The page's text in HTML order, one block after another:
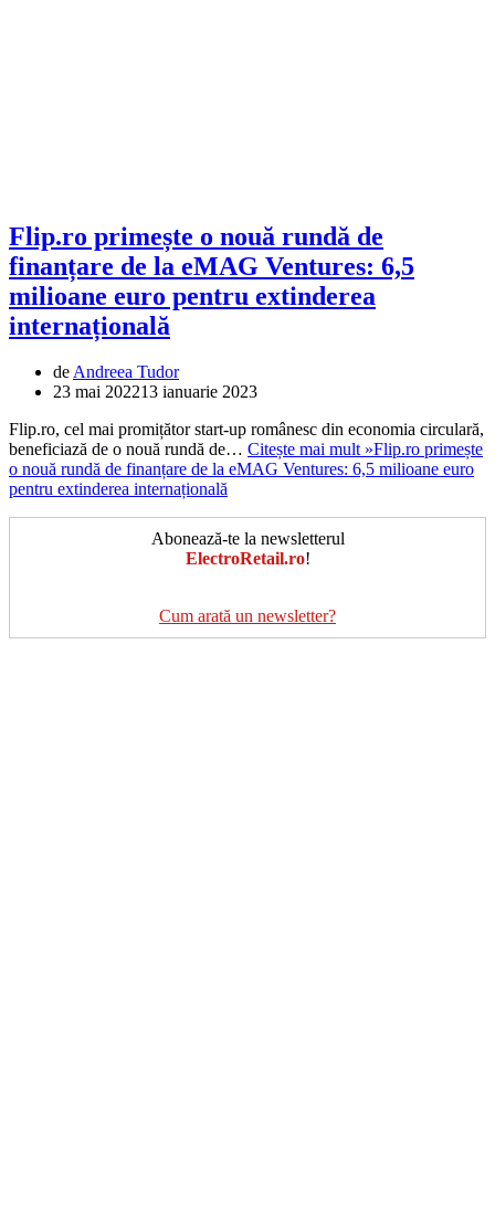
Flip.ro primește o nouă rundă de
finanțare de la eMAG Ventures: 6,5
milioane euro pentru extinderea
internațională
deAndreea Tudor
23 mai 202213 ianuarie 2023
Flip.ro, cel mai promițător start-up românesc din economia circulară,
beneficiază de o nouă rundă de… Citește mai mult »Flip.ro primește
o nouă rundă de finanțare de la eMAG Ventures: 6,5 milioane euro
pentru extinderea internațională
Abonează-te la newsletterul
ElectroRetail.ro!
Cum arată un newsletter?